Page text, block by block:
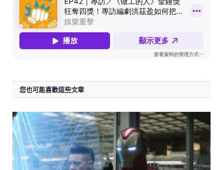
您也可能喜歡這些文章